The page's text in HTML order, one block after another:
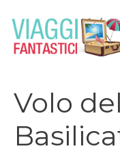
contenuto
Volo